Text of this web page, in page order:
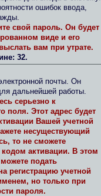
ошибок ввода,
свой пароль. Он будет
виде и его
вам при утрате.
32.
почты. Он
дальнейшей работы.
серьезно к
поля. Этот адрес будет
Вашей учетной
несуществующий
то не сможете
активации. В этом
подать
регистрацию учетной
но только при
пароля.